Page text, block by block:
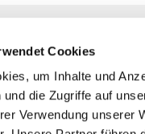
Cookies
um Inhalte und
und die Zugriffe auf
Verwendung unserer